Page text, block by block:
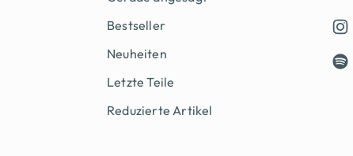
Bestseller
Neuheiten
Letzte Teile
Reduzierte Artikel